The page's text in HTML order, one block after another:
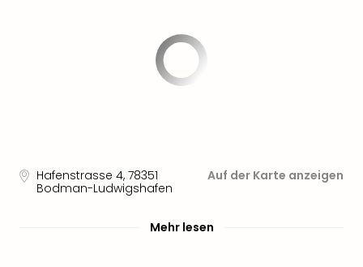
Hafenstrasse 4, 78351
Bodman-Ludwigshafen
Auf der Karte anzeigen
Mehr lesen